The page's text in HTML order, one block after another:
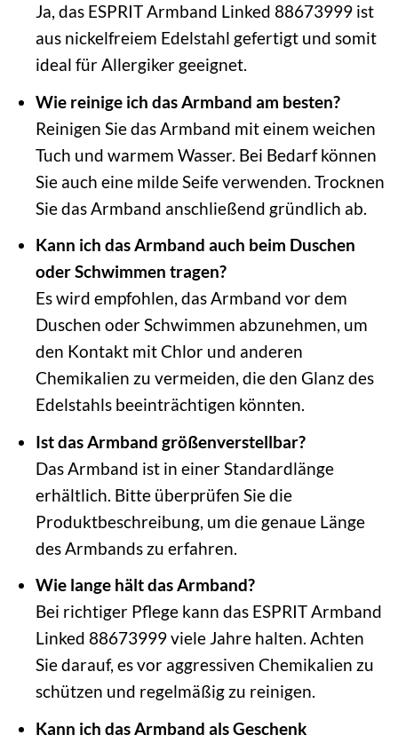
Ja, das ESPRIT Armband Linked 88673999 ist
aus nickelfreiem Edelstahl gefertigt und somit
ideal für Allergiker geeignet.
Wie reinige ich das Armband am besten?
Reinigen Sie das Armband mit einem weichen
Tuch und warmem Wasser. Bei Bedarf können
Sie auch eine milde Seife verwenden. Trocknen
Sie das Armband anschließend gründlich ab.
Kann ich das Armband auch beim Duschen
oder Schwimmen tragen?
Es wird empfohlen, das Armband vor dem
Duschen oder Schwimmen abzunehmen, um
den Kontakt mit Chlor und anderen
Chemikalien zu vermeiden, die den Glanz des
Edelstahls beeinträchtigen könnten.
Ist das Armband größenverstellbar?
Das Armband ist in einer Standardlänge
erhältlich. Bitte überprüfen Sie die
Produktbeschreibung, um die genaue Länge
des Armbands zu erfahren.
Wie lange hält das Armband?
Bei richtiger Pflege kann das ESPRIT Armband
Linked 88673999 viele Jahre halten. Achten
Sie darauf, es vor aggressiven Chemikalien zu
schützen und regelmäßig zu reinigen.
Kann ich das Armband als Geschenk